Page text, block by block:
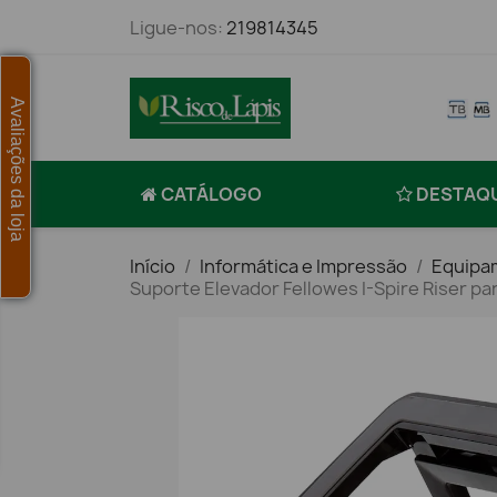
Ligue-nos: 219814345
CATÁLOGO
Início Informática e Impressão
Suporte Elevador Fellowes I-Spire Riser
Avaliações da loja